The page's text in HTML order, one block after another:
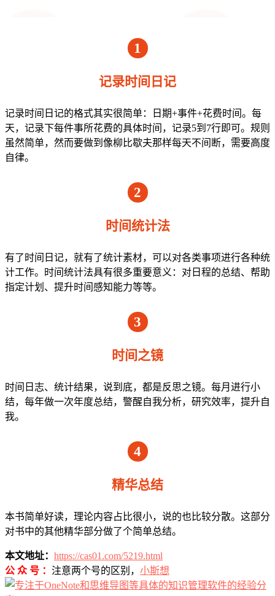
1
记录时间日记
记录时间日记的格式其实很简单：日期+事件+花费时间。每
天，记录下每件事所花费的具体时间，记录5到7行即可。规则
虽然简单，然而要做到像柳比歇夫那样每天不间断，需要高度
自律。
2
时间统计法
有了时间日记，就有了统计素材，可以对各类事项进行各种统
计工作。时间统计法具有很多重要意义：对日程的总结、帮助
指定计划、提升时间感知能力等等。
3
时间之镜
时间日志、统计结果，说到底，都是反思之镜。每月进行小
结，每年做一次年度总结，警醒自我分析，研究效率，提升自
我。
4
精华总结
本书简单好读，理论内容占比很小，说的也比较分散。这部分
对书中的其他精华部分做了个简单总结。
本文地址： https://cas01.com/5219.html
公 众 号 ： 注意两个号的区别， 小斯想